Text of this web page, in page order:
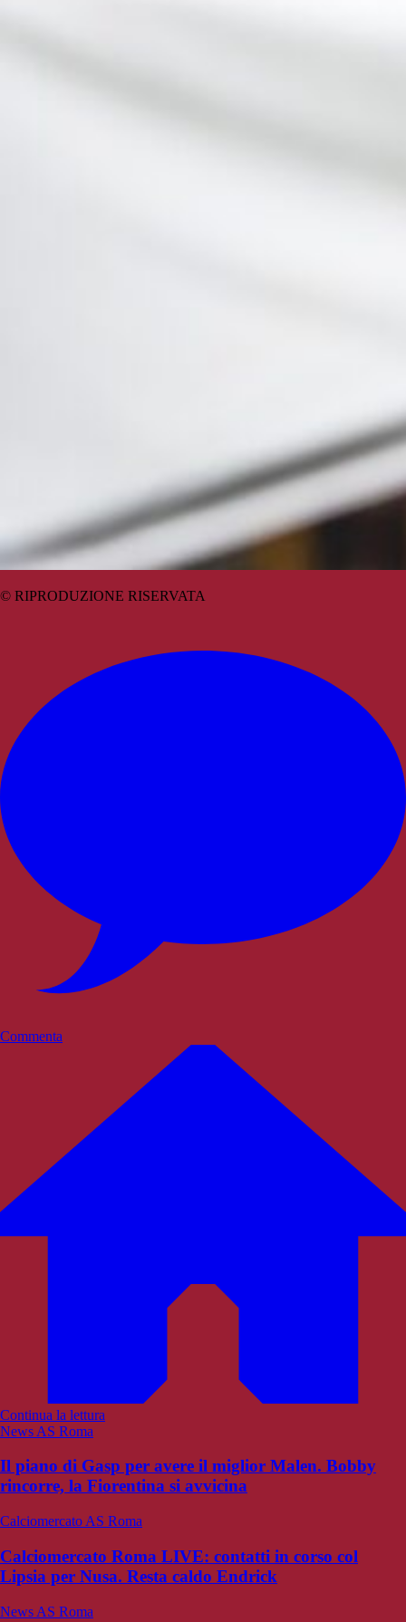
© RIPRODUZIONE RISERVATA
Commenta
Continua la lettura
News AS Roma
Il piano di Gasp per avere il miglior Malen. Bobby
rincorre, la Fiorentina si avvicina
Calciomercato AS Roma
Calciomercato Roma LIVE: contatti in corso col
Lipsia per Nusa. Resta caldo Endrick
News AS Roma